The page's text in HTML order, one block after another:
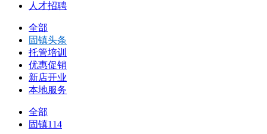
人才招聘
全部
固镇头条
托管培训
优惠促销
新店开业
本地服务
全部
固镇114